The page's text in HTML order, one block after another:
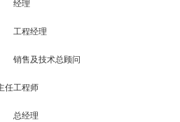
工程经理
销售及技术总顾问
工程师
总经理